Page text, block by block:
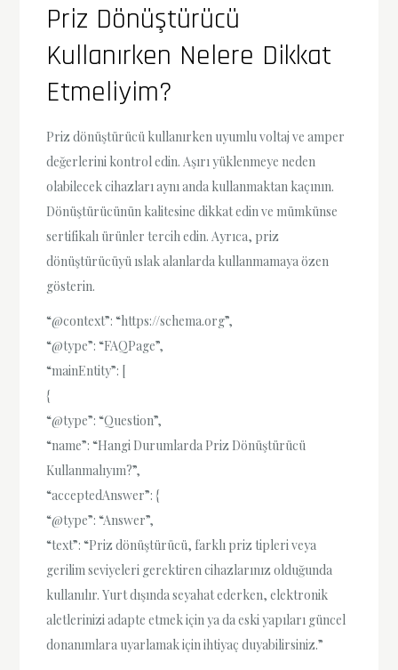
Priz Dönüştürücü
Kullanırken Nelere Dikkat
Etmeliyim?
Priz dönüştürücü kullanırken uyumlu voltaj ve amper
değerlerini kontrol edin. Aşırı yüklenmeye neden
olabilecek cihazları aynı anda kullanmaktan kaçının.
Dönüştürücünün kalitesine dikkat edin ve mümkünse
sertifikalı ürünler tercih edin. Ayrıca, priz
dönüştürücüyü ıslak alanlarda kullanmamaya özen
gösterin.
“@context”: “https://schema.org”,
“@type”: “FAQPage”,
“mainEntity”: [
{
“@type”: “Question”,
“name”: “Hangi Durumlarda Priz Dönüştürücü
Kullanmalıyım?”,
“acceptedAnswer”: {
“@type”: “Answer”,
“text”: “Priz dönüştürücü, farklı priz tipleri veya
gerilim seviyeleri gerektiren cihazlarınız olduğunda
kullanılır. Yurt dışında seyahat ederken, elektronik
aletlerinizi adapte etmek için ya da eski yapıları güncel
donanımlara uyarlamak için ihtiyaç duyabilirsiniz.”